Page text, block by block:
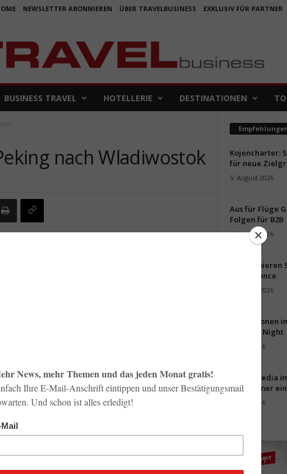
NEWSLETTER ABONNIEREN ÜBER TRAVELBUSINESS EXKLUSIV FÜR PARTNER
BUSINESS TRAVEL HOTELLERIE DESTINATIONEN
nach Wladiwostok
Wladiwostok in Betrieb zu nehmen. Damit wird für
Stadt im Fernen Osten mit ihren
Attraktionen erreichbar.
am Dienstag, Mittwoch, Freitag und Samstag
Uhr (Ortszeit Peking) und landet um 11:35 Uhr
und landet um 12:00 Uhr (Ortszeit Peking).
bekannt. Die Stadt Wladiwostok liegt am
Halbinsel im Osten des eurasischen Kontinents, in
Nordkorea.
Kojencharter:
für neue
5. August 2026
Aus für Flüge
Folgen für B2B
4. August 2026
So optimieren
Life-Balance
3. August 2026
Innovationen
Start-up Night
31. Juli 2026
Social Media
wird immer
30. Juli 2026